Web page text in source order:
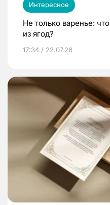
Интересное
Не только варенье:
из ягод?
17:34 / 22.07.26